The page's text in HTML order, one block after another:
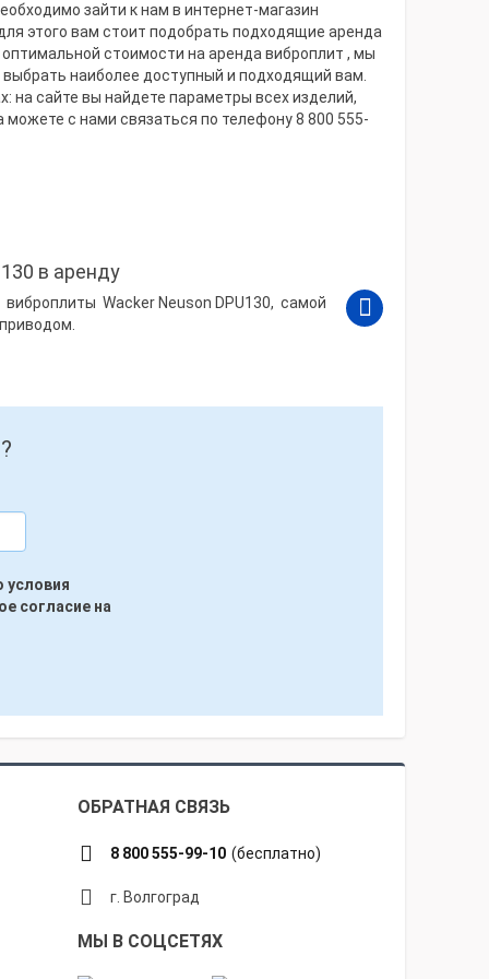
зайти к нам в интернет-магазин
этого вам стоит подобрать подходящие аренда
стоимости на аренда виброплит , мы
наиболее доступный и подходящий вам.
на сайте вы найдете параметры всех изделий,
с нами связаться по телефону 8 800 555-
в аренду
Wacker Neuson DPU130, самой
условия
согласие на
ОБРАТНАЯ СВЯЗЬ
8 800 555-99-10 (бесплатно)
г. Волгоград
МЫ В СОЦСЕТЯХ